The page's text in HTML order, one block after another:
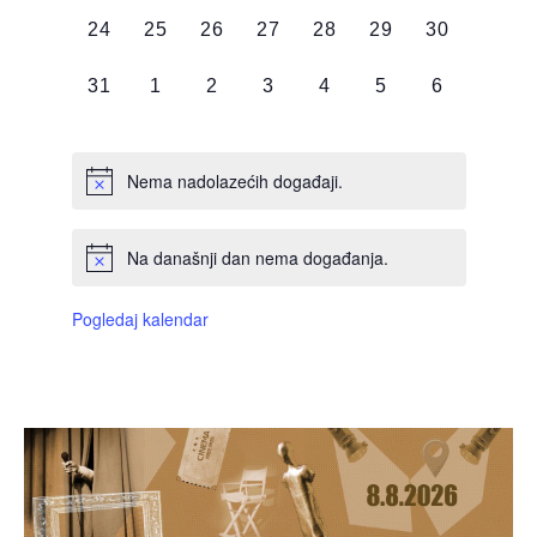
0
24
0
25
0
26
0
27
0
28
0
29
0
30
0
31
0
1
0
2
0
3
0
4
0
5
0
6
Nema nadolazećih događaji.
Na današnji dan nema događanja.
Pogledaj kalendar